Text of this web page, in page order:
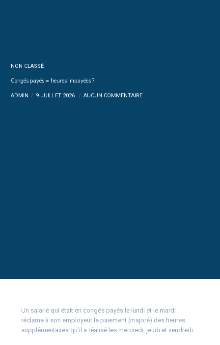
NON CLASSÉ
Congés payés = heures impayées ?
ADMIN 9 JUILLET 2026 AUCUN COMMENTAIRE
Un salarié qui était en congés payés le lundi et le mardi
réclame à son employeur le paiement (majoré) des heures
supplémentaires qu’il a réalisé les mercredi, jeudi et vendredi.